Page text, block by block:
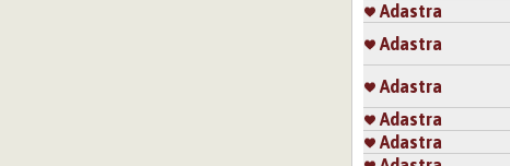
Adastra
Adastra
Adastra
Adastra
Adastra